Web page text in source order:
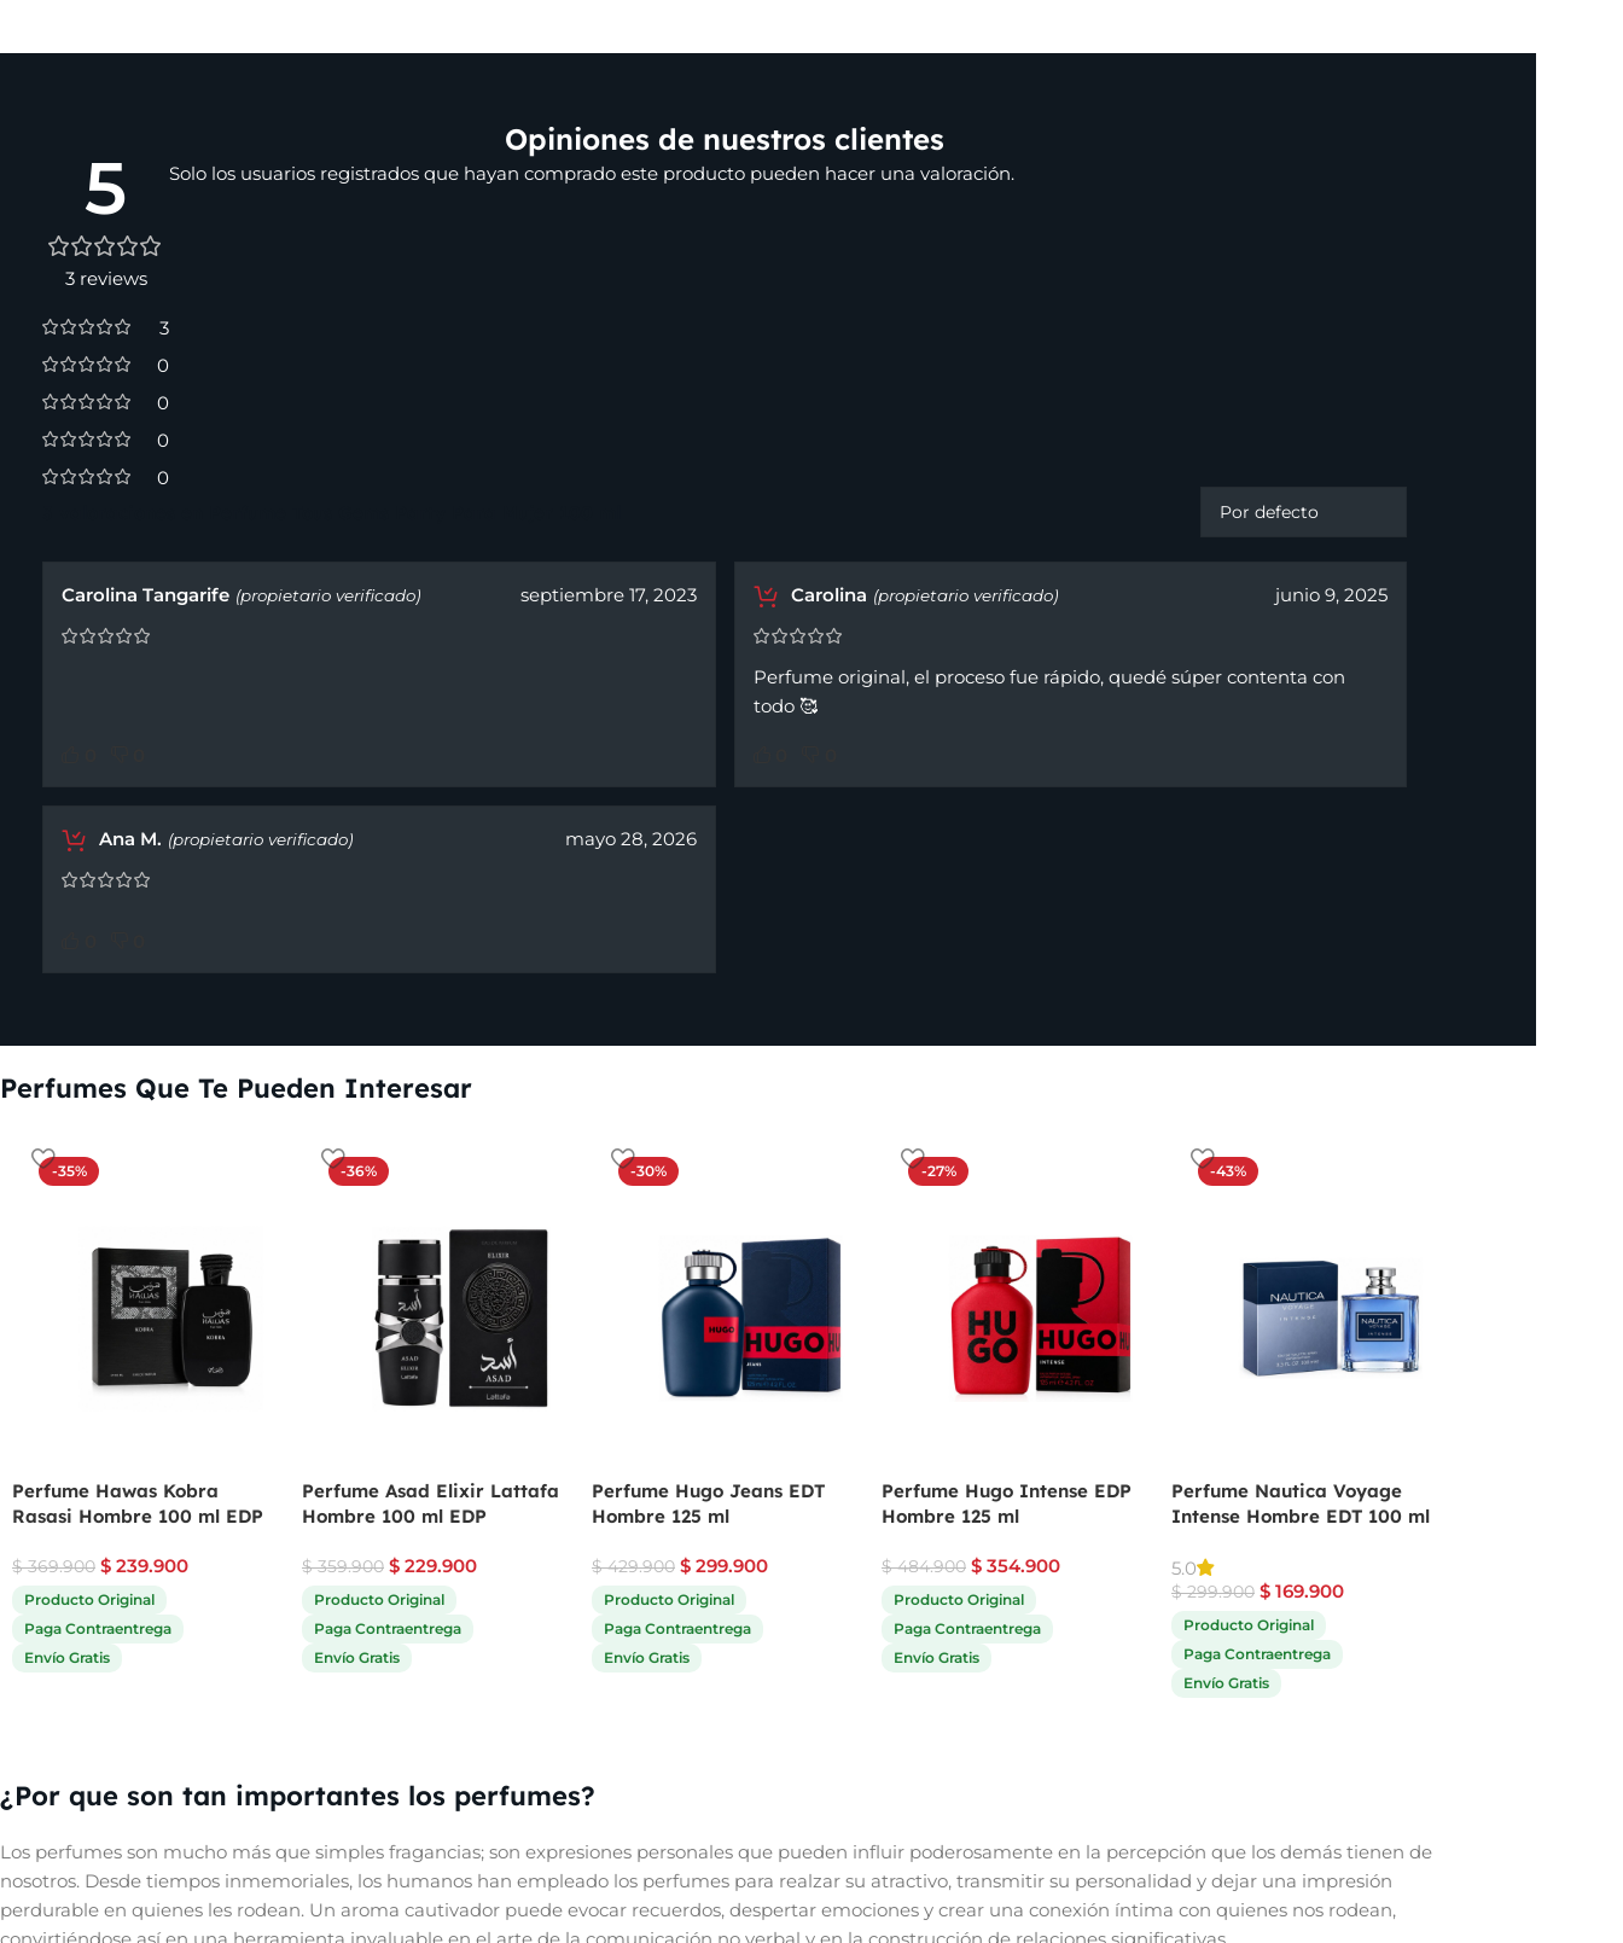
Opiniones de nuestros clientes
5
3 reviews
3
0
0
0
0
Carolina Tangarife (propietario verificado) septiembre 17, 2023 Carolina (propietario verificado) junio 9, 2025
Perfume original, el proceso fue rápido, quedé súper contenta con
todo 🥰
Ana M. (propietario verificado) mayo 28, 2026
Solo los usuarios registrados que hayan comprado este producto pueden hacer una valoración.
Perfumes Que Te Pueden Interesar
-35%
Perfume Hawas Kobra
Rasasi Hombre 100 ml EDP
$369.900 $ 239.900
Producto Original
Paga Contraentrega
Envío Gratis
-36%
Perfume Asad Elixir Lattafa
Hombre 100 ml EDP
$359.900 $ 229.900
Producto Original
Paga Contraentrega
Envío Gratis
-30%
Perfume Hugo Jeans EDT
Hombre 125 ml
$429.900 $ 299.900
Producto Original
Paga Contraentrega
Envío Gratis
-27%
Perfume Hugo Intense EDP
Hombre 125 ml
$484.900 $ 354.900
Producto Original
Paga Contraentrega
Envío Gratis
-43%
Perfume Nautica Voyage
Intense Hombre EDT 100 ml
5.0
$299.900 $ 169.900
Producto Original
Paga Contraentrega
Envío Gratis
¿Por que son tan importantes los perfumes?
Los perfumes son mucho más que simples fragancias; son expresiones personales que pueden influir poderosamente en la percepción que los demás tienen de
nosotros. Desde tiempos inmemoriales, los humanos han empleado los perfumes para realzar su atractivo, transmitir su personalidad y dejar una impresión
perdurable en quienes les rodean. Un aroma cautivador puede evocar recuerdos, despertar emociones y crear una conexión íntima con quienes nos rodean,